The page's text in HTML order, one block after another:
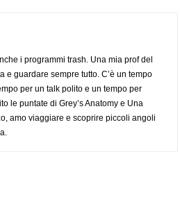
i programmi trash. Una mia prof del
guardare sempre tutto. C’è un tempo
per un talk polito e un tempo per
le puntate di Grey’s Anatomy e Una
amo viaggiare e scoprire piccoli angoli